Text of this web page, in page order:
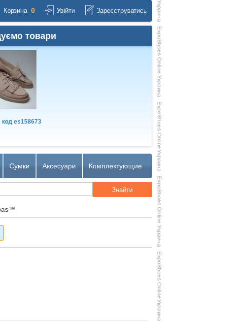
Корзина 0 Увійти Зареєструватись
товари
кодes158673
Сумки Аксесуари Комплектующие